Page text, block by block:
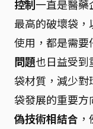
控制一直是醫藥
最高的破壞袋
使用，都是需要
問題也日益受到
袋材質，減少
袋發展的重要
偽技術相結合